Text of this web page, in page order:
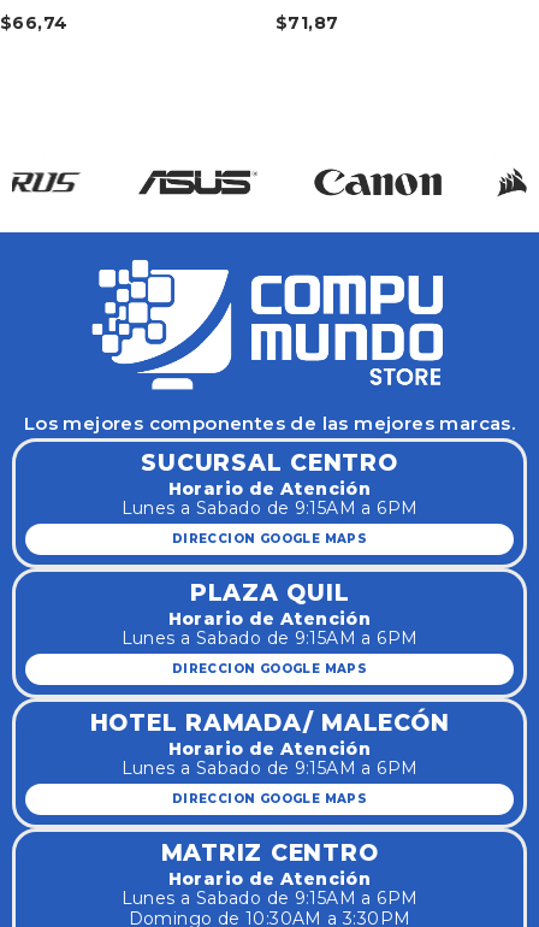
$66,74
$71,87
Los mejores componentes de las mejores marcas.
SUCURSAL CENTRO
Horario de Atención
Lunes a Sabado de 9:15AM a 6PM
DIRECCION GOOGLE MAPS
PLAZA QUIL
Horario de Atención
Lunes a Sabado de 9:15AM a 6PM
DIRECCION GOOGLE MAPS
HOTEL RAMADA/ MALECÓN
Horario de Atención
Lunes a Sabado de 9:15AM a 6PM
DIRECCION GOOGLE MAPS
MATRIZ CENTRO
Horario de Atención
Lunes a Sabado de 9:15AM a 6PM
Domingo de 10:30AM a 3:30PM